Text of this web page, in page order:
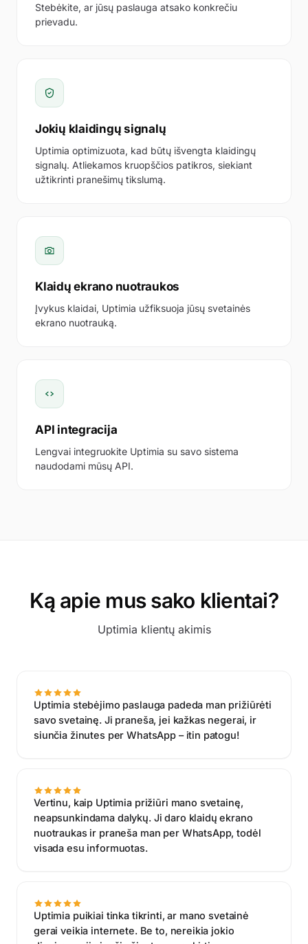
PATIKROS DAŽNUMAS
Kas 30 sekundžių
SIŲSTI PRANEŠIMUS PER
Stebėkite, ar jūsų paslauga atsako konkrečiu
prievadu.
Jokių klaidingų signalų
Uptimia optimizuota, kad būtų išvengta klaidingų
signalų. Atliekamos kruopščios patikros, siekiant
užtikrinti pranešimų tikslumą.
Klaidų ekrano nuotraukos
Įvykus klaidai, Uptimia užfiksuoja jūsų svetainės
ekrano nuotrauką.
API integracija
Lengvai integruokite Uptimia su savo sistema
naudodami mūsų API.
Ką apie mus sako klientai?
Uptimia klientų akimis
Uptimia stebėjimo paslauga padeda man prižiūrėti
savo svetainę. Ji praneša, jei kažkas negerai, ir
siunčia žinutes per WhatsApp – itin patogu!
Vertinu, kaip Uptimia prižiūri mano svetainę,
neapsunkindama dalykų. Ji daro klaidų ekrano
nuotraukas ir praneša man per WhatsApp, todėl
visada esu informuotas.
Uptimia puikiai tinka tikrinti, ar mano svetainė
gerai veikia internete. Be to, nereikia jokio